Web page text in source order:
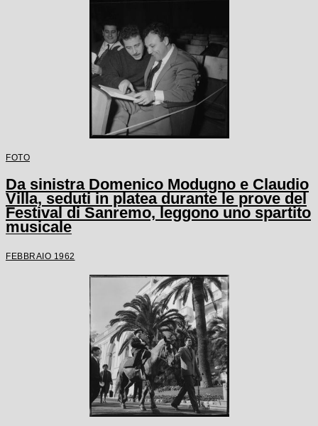
FOTO
Da sinistra Domenico Modugno e Claudio
Villa, seduti in platea durante le prove del
Festival di Sanremo, leggono uno spartito
musicale
FEBBRAIO 1962